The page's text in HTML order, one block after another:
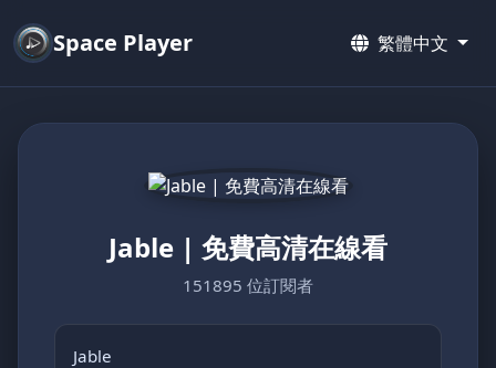
Space Player 繁體中文
Jable | 免費高清在線看
151895 位訂閱者
Jable